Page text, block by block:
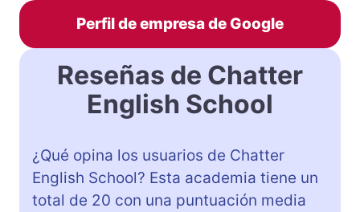
Perfil de empresa de Google
Reseñas de Chatter
English School
¿Qué opina los usuarios de Chatter
English School? Esta academia tiene un
total de 20 con una puntuación media